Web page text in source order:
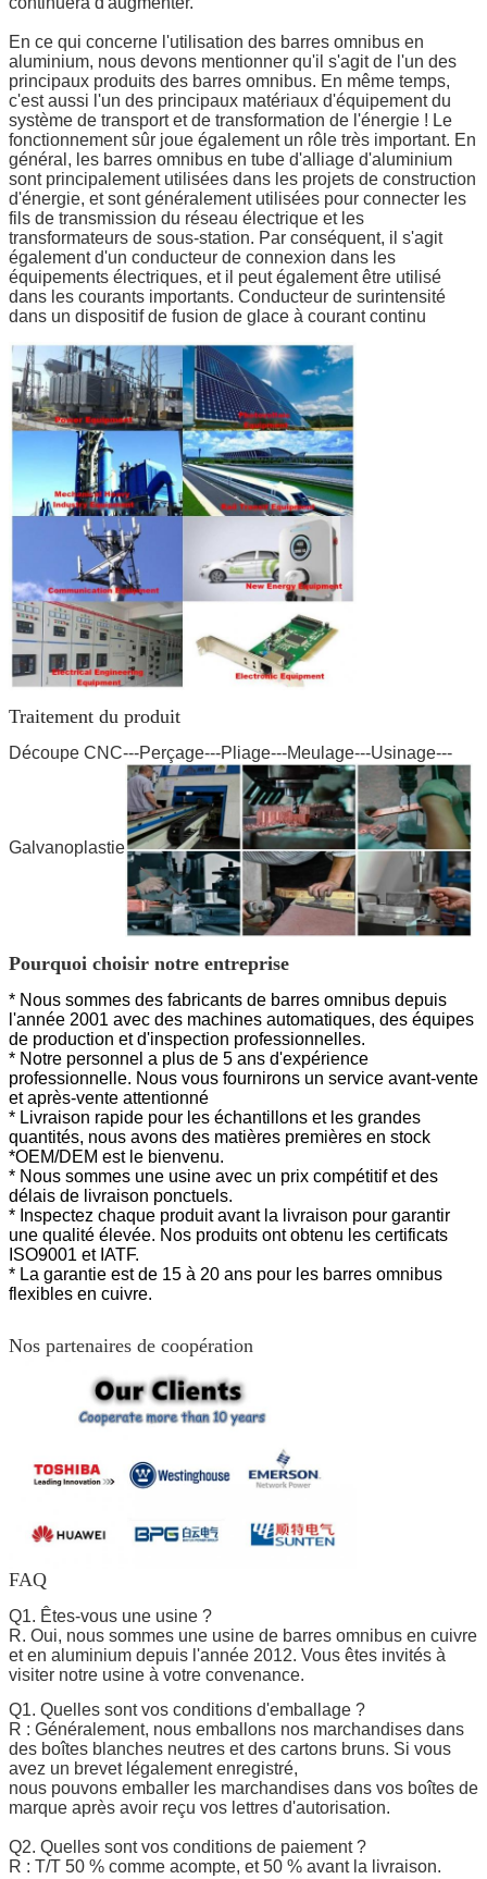
Laisser un message
Nous vous rappellerons
SOUMETTRE
En ce qui concerne l'utilisation des barres omnibus en
aluminium, nous devons mentionner qu'il s'agit de l'un des
principaux produits des barres omnibus. En même temps,
c'est aussi l'un des principaux matériaux d'équipement du
système de transport et de transformation de l'énergie ! Le
fonctionnement sûr joue également un rôle très important. En
général, les barres omnibus en tube d'alliage d'aluminium
sont principalement utilisées dans les projets de construction
d'énergie, et sont généralement utilisées pour connecter les
fils de transmission du réseau électrique et les
transformateurs de sous-station. Par conséquent, il s'agit
également d'un conducteur de connexion dans les
équipements électriques, et il peut également être utilisé
dans les courants importants. Conducteur de surintensité
dans un dispositif de fusion de glace à courant continu
Traitement du produit
Découpe CNC---Perçage---Pliage---Meulage---Usinage---
Galvanoplastie
Pourquoi choisir notre entreprise
* Nous sommes des fabricants de barres omnibus depuis
l'année 2001 avec des machines automatiques, des équipes
de production et d'inspection professionnelles.
* Notre personnel a plus de 5 ans d'expérience
professionnelle. Nous vous fournirons un service avant-vente
et après-vente attentionné
* Livraison rapide pour les échantillons et les grandes
quantités, nous avons des matières premières en stock
*OEM/DEM est le bienvenu.
* Nous sommes une usine avec un prix compétitif et des
délais de livraison ponctuels.
* Inspectez chaque produit avant la livraison pour garantir
une qualité élevée. Nos produits ont obtenu les certificats
ISO9001 et IATF.
* La garantie est de 15 à 20 ans pour les barres omnibus
flexibles en cuivre.
Nos partenaires de coopération
FAQ
Q1. Êtes-vous une usine ?
R. Oui, nous sommes une usine de barres omnibus en cuivre
et en aluminium depuis l'année 2012. Vous êtes invités à
visiter notre usine à votre convenance.
Q1. Quelles sont vos conditions d'emballage ?
R : Généralement, nous emballons nos marchandises dans
des boîtes blanches neutres et des cartons bruns. Si vous
avez un brevet légalement enregistré,
nous pouvons emballer les marchandises dans vos boîtes de
marque après avoir reçu vos lettres d'autorisation.
Q2. Quelles sont vos conditions de paiement ?
R : T/T 50 % comme acompte, et 50 % avant la livraison.